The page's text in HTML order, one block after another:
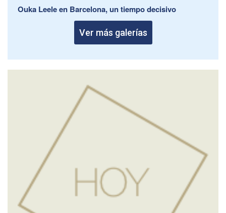
Ouka Leele en Barcelona, un tiempo decisivo
Ver más galerías